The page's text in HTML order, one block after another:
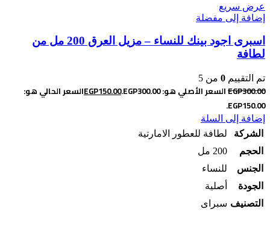
عرض سريع
إضافة إلى مفضلة
اسبرى اجود بينك للنساء – مزيل العرق 200 مل من
لطافة
تم التقييم 0 من 5
EGP300.00 السعر الأصلي هو: EGP300.00. EGP150.00
السعر الحالي هو:
EGP150.00.
إضافة إلى السلة
الشركة
لطافة للعطور الامارتية
الحجم
200 مل
الجنس
للنساء
الجودة
أصلية
التصنيف سبراى